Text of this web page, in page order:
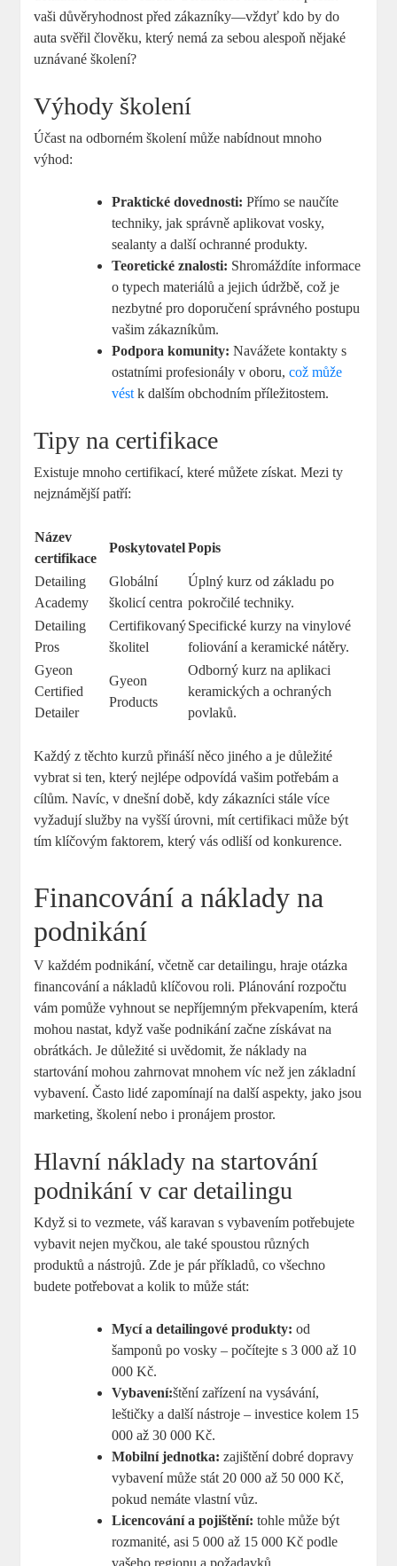
vaši důvěryhodnost před ⁢zákazníky—vždyť‍ kdo by do
auta svěřil člověku, který nemá ⁤za sebou‌ alespoň nějaké
uznávané‍ školení?
Výhody školení
Účast na odborném školení může nabídnout mnoho
výhod:
Praktické dovednosti: Přímo se naučíte
techniky,‌ jak správně aplikovat vosky,
sealanty a další ‌ochranné produkty.
Teoretické znalosti: Shromáždíte ⁢informace
o typech materiálů a jejich údržbě,⁣ což je
nezbytné pro doporučení správného postupu​
vašim zákazníkům.
Podpora komunity: Navážete kontakty s
⁣ostatními profesionály v oboru, ⁤což může
vést k dalším obchodním ‍příležitostem.
Tipy⁤ na certifikace
Existuje mnoho certifikací, které můžete získat. Mezi ty
nejznámější patří:
Název
certifikace
Poskytovatel Popis
Detailing
Academy
Globální⁣
školicí centra
Úplný‍ kurz‌ od ‍základu po
pokročilé techniky.
Detailing
Pros
Certifikovaný
školitel
Specifické kurzy ⁤na​ vinylové
⁣foliování a keramické nátěry.
Gyeon
‌Certified
Detailer
Gyeon
Products
Odborný kurz ⁤na aplikaci
keramických a ⁤ochraných
povlaků.
Každý z ‌těchto kurzů přináší ​něco jiného a je důležité
vybrat si ten, který nejlépe odpovídá vašim potřebám‌ a
cílům. Navíc, v dnešní době, kdy zákazníci stále více
vyžadují ‌služby ​na vyšší úrovni, mít certifikaci může⁤ být​
tím klíčovým faktorem, který vás‌ odliší od ⁢konkurence.
Financování a náklady na
podnikání
V každém podnikání, včetně car‌ detailingu, hraje otázka
financování a nákladů klíčovou roli. ⁣Plánování rozpočtu
vám pomůže vyhnout se nepříjemným překvapením, která
mohou nastat, když vaše podnikání začne‌ získávat‍ na
obrátkách. Je důležité ⁣si uvědomit, že náklady na
startování mohou⁤ zahrnovat mnohem víc než jen základní
vybavení. Často‌ lidé zapomínají na další aspekty, jako jsou
marketing, školení nebo i pronájem ⁤prostor.
Hlavní náklady na startování
podnikání v ​car detailingu
Když ​si to⁣ vezmete, váš karavan s vybavením ⁤potřebujete
vybavit nejen myčkou, ale také spoustou různých
produktů a⁤ nástrojů. Zde je pár příkladů, co všechno
budete potřebovat a kolik to‍ může stát:
Mycí a detailingové produkty: od
šamponů po vosky –⁤ počítejte s 3 000 až 10
000 Kč.
Vybavení:štění zařízení na vysávání,
leštičky a⁤ další nástroje – investice⁢ kolem 15
000 až 30 000⁤ Kč.
Mobilní jednotka: ‌zajištění dobré dopravy
vybavení může‌ stát 20 000 ‌až 50 000 Kč,
pokud nemáte vlastní⁣ vůz.
Licencování a pojištění: ⁤tohle může být
rozmanité, asi 5 000 až 15 000 Kč podle